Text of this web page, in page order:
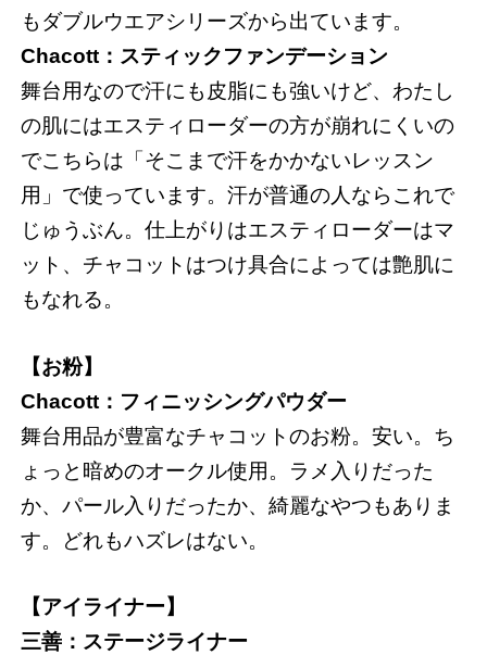
もダブルウエアシリーズから出ています。
Chacott：スティックファンデーション
舞台用なので汗にも皮脂にも強いけど、わたし
の肌にはエスティローダーの方が崩れにくいの
でこちらは「そこまで汗をかかないレッスン
用」で使っています。汗が普通の人ならこれで
じゅうぶん。仕上がりはエスティローダーはマ
ット、チャコットはつけ具合によっては艶肌に
もなれる。
【お粉】
Chacott：フィニッシングパウダー
舞台用品が豊富なチャコットのお粉。安い。ち
ょっと暗めのオークル使用。ラメ入りだった
か、パール入りだったか、綺麗なやつもありま
す。どれもハズレはない。
【アイライナー】
三善：ステージライナー